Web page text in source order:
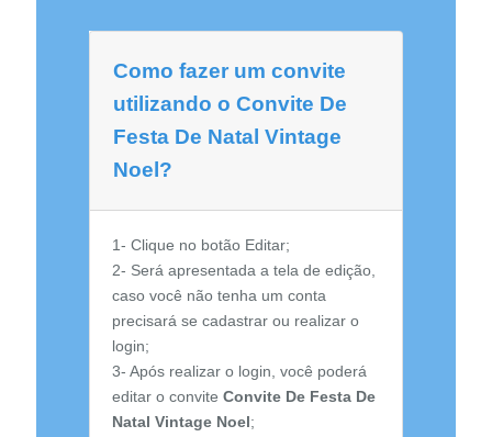
Como fazer um convite
utilizando o Convite De
Festa De Natal Vintage
Noel?
1- Clique no botão Editar;
2- Será apresentada a tela de edição,
caso você não tenha um conta
precisará se cadastrar ou realizar o
login;
3- Após realizar o login, você poderá
editar o convite Convite De Festa De
Natal Vintage Noel;